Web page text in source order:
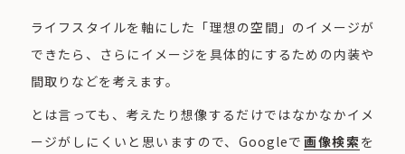
ライフスタイルを軸にした「理想の空間」のイメージが
できたら、さらにイメージを具体的にするための内装や
間取りなどを考えます。
とは言っても、考えたり想像するだけではなかなかイメ
ージがしにくいと思いますので、Googleで 画像検索を